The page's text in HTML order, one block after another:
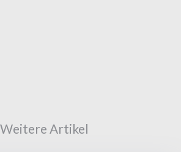
Weitere Artikel